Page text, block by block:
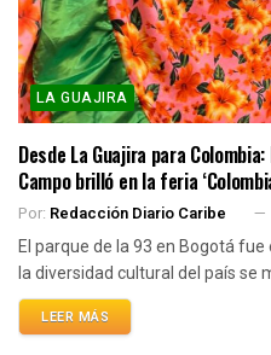
LA GUAJIRA
Desde La Guajira para
Campo brilló en la feria
Por: Redacción Diario Caribe
El parque de la 93 en Bogotá
la diversidad cultural del país se
LEER MÁS